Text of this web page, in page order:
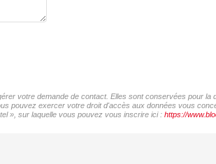
votre demande de contact. Elles sont conservées pour la
pouvez exercer votre droit d'accès aux données vous
», sur laquelle vous pouvez vous inscrire ici : https://